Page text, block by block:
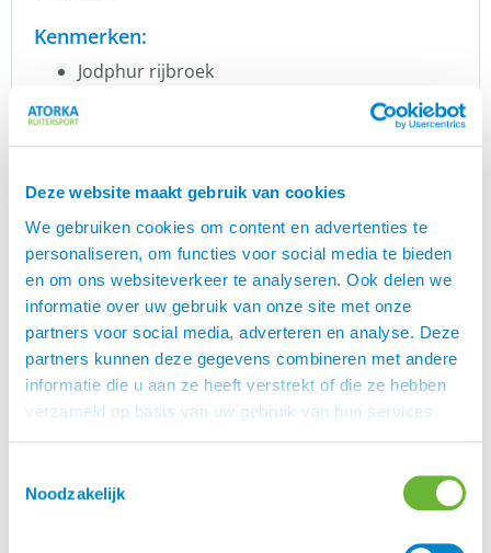
Deze website maakt gebruik van cookies
We gebruiken cookies om content en advertenties te
personaliseren, om functies voor social media te bieden
en om ons websiteverkeer te analyseren. Ook delen we
informatie over uw gebruik van onze site met onze
partners voor social media, adverteren en analyse. Deze
partners kunnen deze gegevens combineren met andere
informatie die u aan ze heeft verstrekt of die ze hebben
verzameld op basis van uw gebruik van hun services.
Noodzakelijk
Kenmerken:
Jodphur rijbroek
Waterbestendig / waterafstotend
Comfortabel
Perfecte pasvorm / zit echt super lekker
Steviger tailleband met riemlussen en
dubbele knoopsluiting aan de voorkant
Ritsen op de kuiten bieden meer ruimte voor
de laarzen
Diepe voorzakken, geschikt voor mobiele
telefoon
Prettige ton-sur-ton CATAGO-logo grip
Kleur: zwart
Ben je op zoek naar dé perfecte jodhpur rijbroek?
Dan ben je bij Atorka aan het juiste adres! We